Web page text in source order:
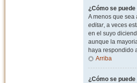
¿Cómo se
A menos que
editar, a veces
en el suyo
aunque la
haya respondido
Arriba
¿Cómo se